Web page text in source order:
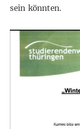
sein könnten.